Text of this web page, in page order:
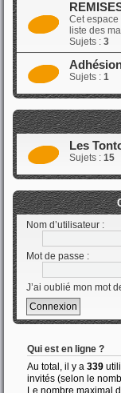
Cet espace
liste des
Sujets : 3
Sujets : 1
Les
Sujets : 15
Nom d’utilisateur :
Mot de passe :
J’ai oublié mon mot
Qui est en ligne ?
Au total, il y a 339
invités (selon le
Le nombre maximal